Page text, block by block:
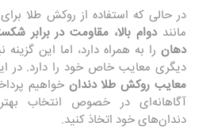
در حالی که استفاده از روکش طلا
ماننددوام بالا، مقاومت در برابر
دهان را به همراه دارد، اما این
دیگری معایب خاص خود را دارد. در
معایب روکش طلا دندان خواهیم
آگاهانه‌ای در خصوص انتخاب
دندان‌های خود اتخاذ کنید.